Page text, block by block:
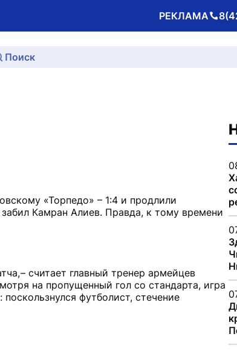
РЕКЛАМА
Телефон
«Торпедо» – 1:4 и продлили
Камран Алиев. Правда, к тому времени
– считает главный тренер армейцев
на пропущенный гол со стандарта, игра
футболист, стечение